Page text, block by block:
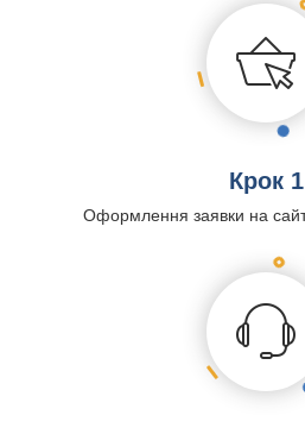
Крок 1
Оформлення заявки на